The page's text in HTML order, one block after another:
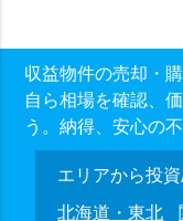
収益物件の売却・
自ら相場を確認、
う。納得、安心の
エリアから投
北海道・東北